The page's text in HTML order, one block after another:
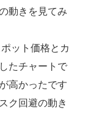
動きを見てみ
ット価格とカ
たチャートで
高かったです
ク回避の動き